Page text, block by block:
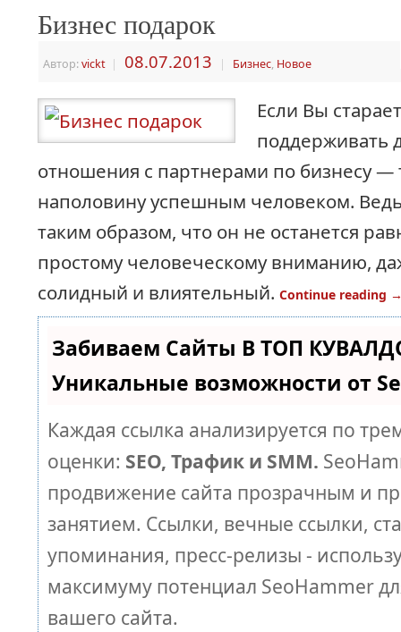
Бизнес подарок
Автор:vickt | 08.07.2013 | Бизнес, Новое
Если Вы
поддерживать
отношения с партнерами по бизнесу —
наполовину успешным человеком.
таким образом, что он не останется
простому человеческому вниманию,
солидный и влиятельный. Continue reading
Забиваем Сайты В ТОП
Уникальные возможности от
Каждая ссылка анализируется по
оценки: SEO, Трафик и SMM.
продвижение сайта прозрачным и
занятием. Ссылки, вечные ссылки,
упоминания, пресс-релизы -
максимуму потенциал SeoHammer
вашего сайта.